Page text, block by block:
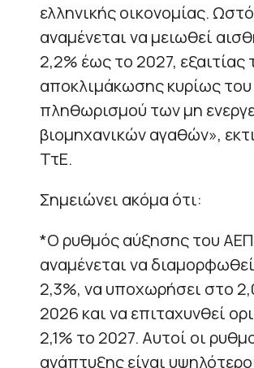
ελληνικής οικονομίας.
αναμένεται να μειωθεί
2,2% έως το 2027, εξαιτίας
αποκλιμάκωσης κυρίως του
πληθωρισμού των μη
βιομηχανικών αγαθών»,
ΤτΕ.
Σημειώνει ακόμα ότι:
*Ο ρυθμός αύξησης του
αναμένεται να
2,3%, να υποχωρήσει στο
2026 και να επιταχυνθεί
2,1% το 2027. Αυτοί οι
ανάπτυξης είναι